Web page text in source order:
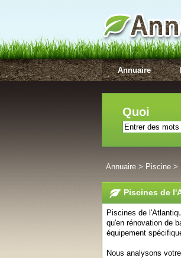
Annuaire
Quoi
Annuaire > Piscine >
Piscines de
Piscines de
qu'en rénovation de
équipement
Nous analysons